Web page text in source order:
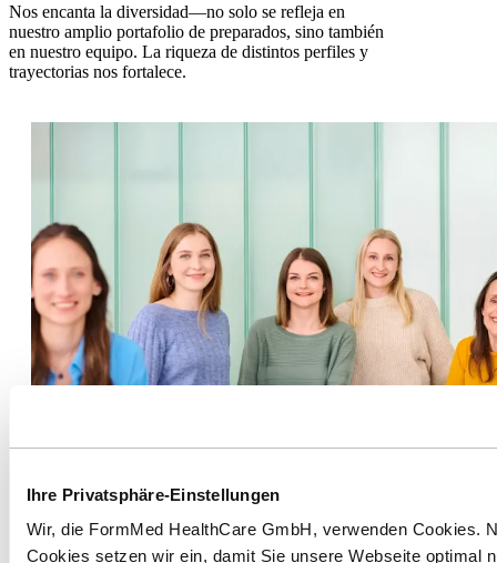
Ihre Privatsphäre-Einstellungen
Wir, die FormMed HealthCare GmbH, verwenden Cookies.
Cookies setzen wir ein, damit Sie unsere Webseite optimal
Nos encanta la diversidad—no solo se refleja en
nuestro amplio portafolio de preparados, sino también
en nuestro equipo. La riqueza de distintos perfiles y
trayectorias nos fortalece.